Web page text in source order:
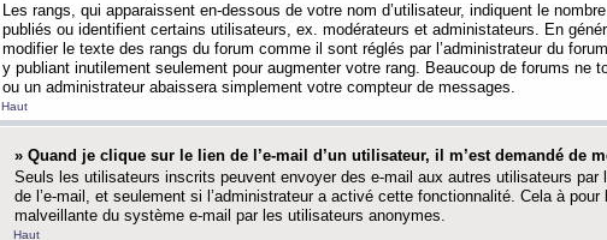
Les rangs, qui apparaissent en-dessous de votre nom d’utilisateur, indiquent le
publiés ou identifient certains utilisateurs, ex. modérateurs et administateurs. En
modifier le texte des rangs du forum comme il sont réglés par l’administrateur du
y publiant inutilement seulement pour augmenter votre rang. Beaucoup de forums ne
ou un administrateur abaissera simplement votre compteur de messages.
Haut
» Quand je clique sur le lien de l’e-mail d’un utilisateur, il m’est demandé de
Seuls les utilisateurs inscrits peuvent envoyer des e-mail aux autres utilisateurs par
de l’e-mail, et seulement si l’administrateur a activé cette fonctionnalité. Cela à pour
malveillante du système e-mail par les utilisateurs anonymes.
Haut